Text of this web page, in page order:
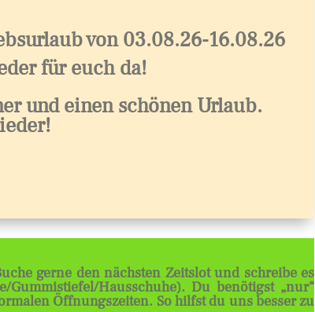
von 03.08.26-16.08.26
für euch da!
und einen schönen Urlaub.
gerne den nächsten Zeitslot und schreibe es
Hausschuhe). Du benötigst „nur“
Öffnungszeiten. So hilfst du uns besser zu